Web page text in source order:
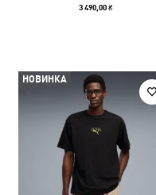
3 490,00 ₴
НОВИНКА